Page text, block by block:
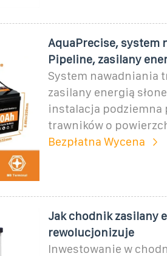
AquaPrecise, system
Pipeline, zasilany
System nawadniania
zasilany energią
instalacja podziemna
trawników o
Bezpłatna Wycena
Jak chodnik zasilany
rewolucjonizuje
Inwestowanie w